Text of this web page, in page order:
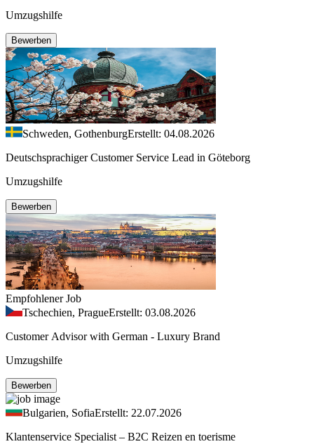
Umzugshilfe
Bewerben
Schweden, GothenburgErstellt: 04.08.2026
Deutschsprachiger Customer Service Lead in Göteborg
Umzugshilfe
Bewerben
Empfohlener Job
Tschechien, PragueErstellt: 03.08.2026
Customer Advisor with German - Luxury Brand
Umzugshilfe
Bewerben
Bulgarien, SofiaErstellt: 22.07.2026
Klantenservice Specialist – B2C Reizen en toerisme